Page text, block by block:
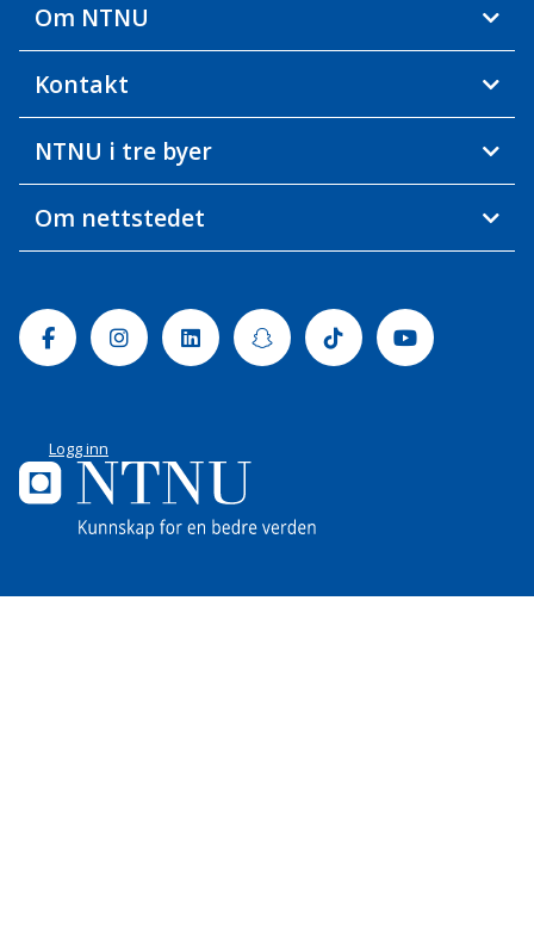
Om NTNU
Kontakt
NTNU i tre byer
Om nettstedet
FacebookInstagramLinkedinSnapchatTiktok Youtube
Logg inn